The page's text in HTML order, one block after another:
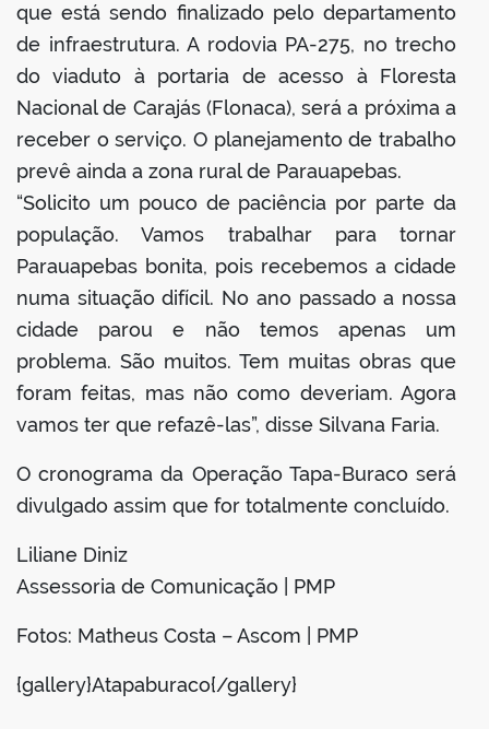
que está sendo finalizado pelo departamento
de infraestrutura. A rodovia PA-275, no trecho
do viaduto à portaria de acesso à Floresta
Nacional de Carajás (Flonaca), será a próxima a
receber o serviço. O planejamento de trabalho
prevê ainda a zona rural de Parauapebas.
“Solicito um pouco de paciência por parte da
população. Vamos trabalhar para tornar
Parauapebas bonita, pois recebemos a cidade
numa situação difícil. No ano passado a nossa
cidade parou e não temos apenas um
problema. São muitos. Tem muitas obras que
foram feitas, mas não como deveriam. Agora
vamos ter que refazê-las”, disse Silvana Faria.
O cronograma da Operação Tapa-Buraco será
divulgado assim que for totalmente concluído.
Liliane Diniz
Assessoria de Comunicação | PMP
Fotos: Matheus Costa – Ascom | PMP
{gallery}Atapaburaco{/gallery}